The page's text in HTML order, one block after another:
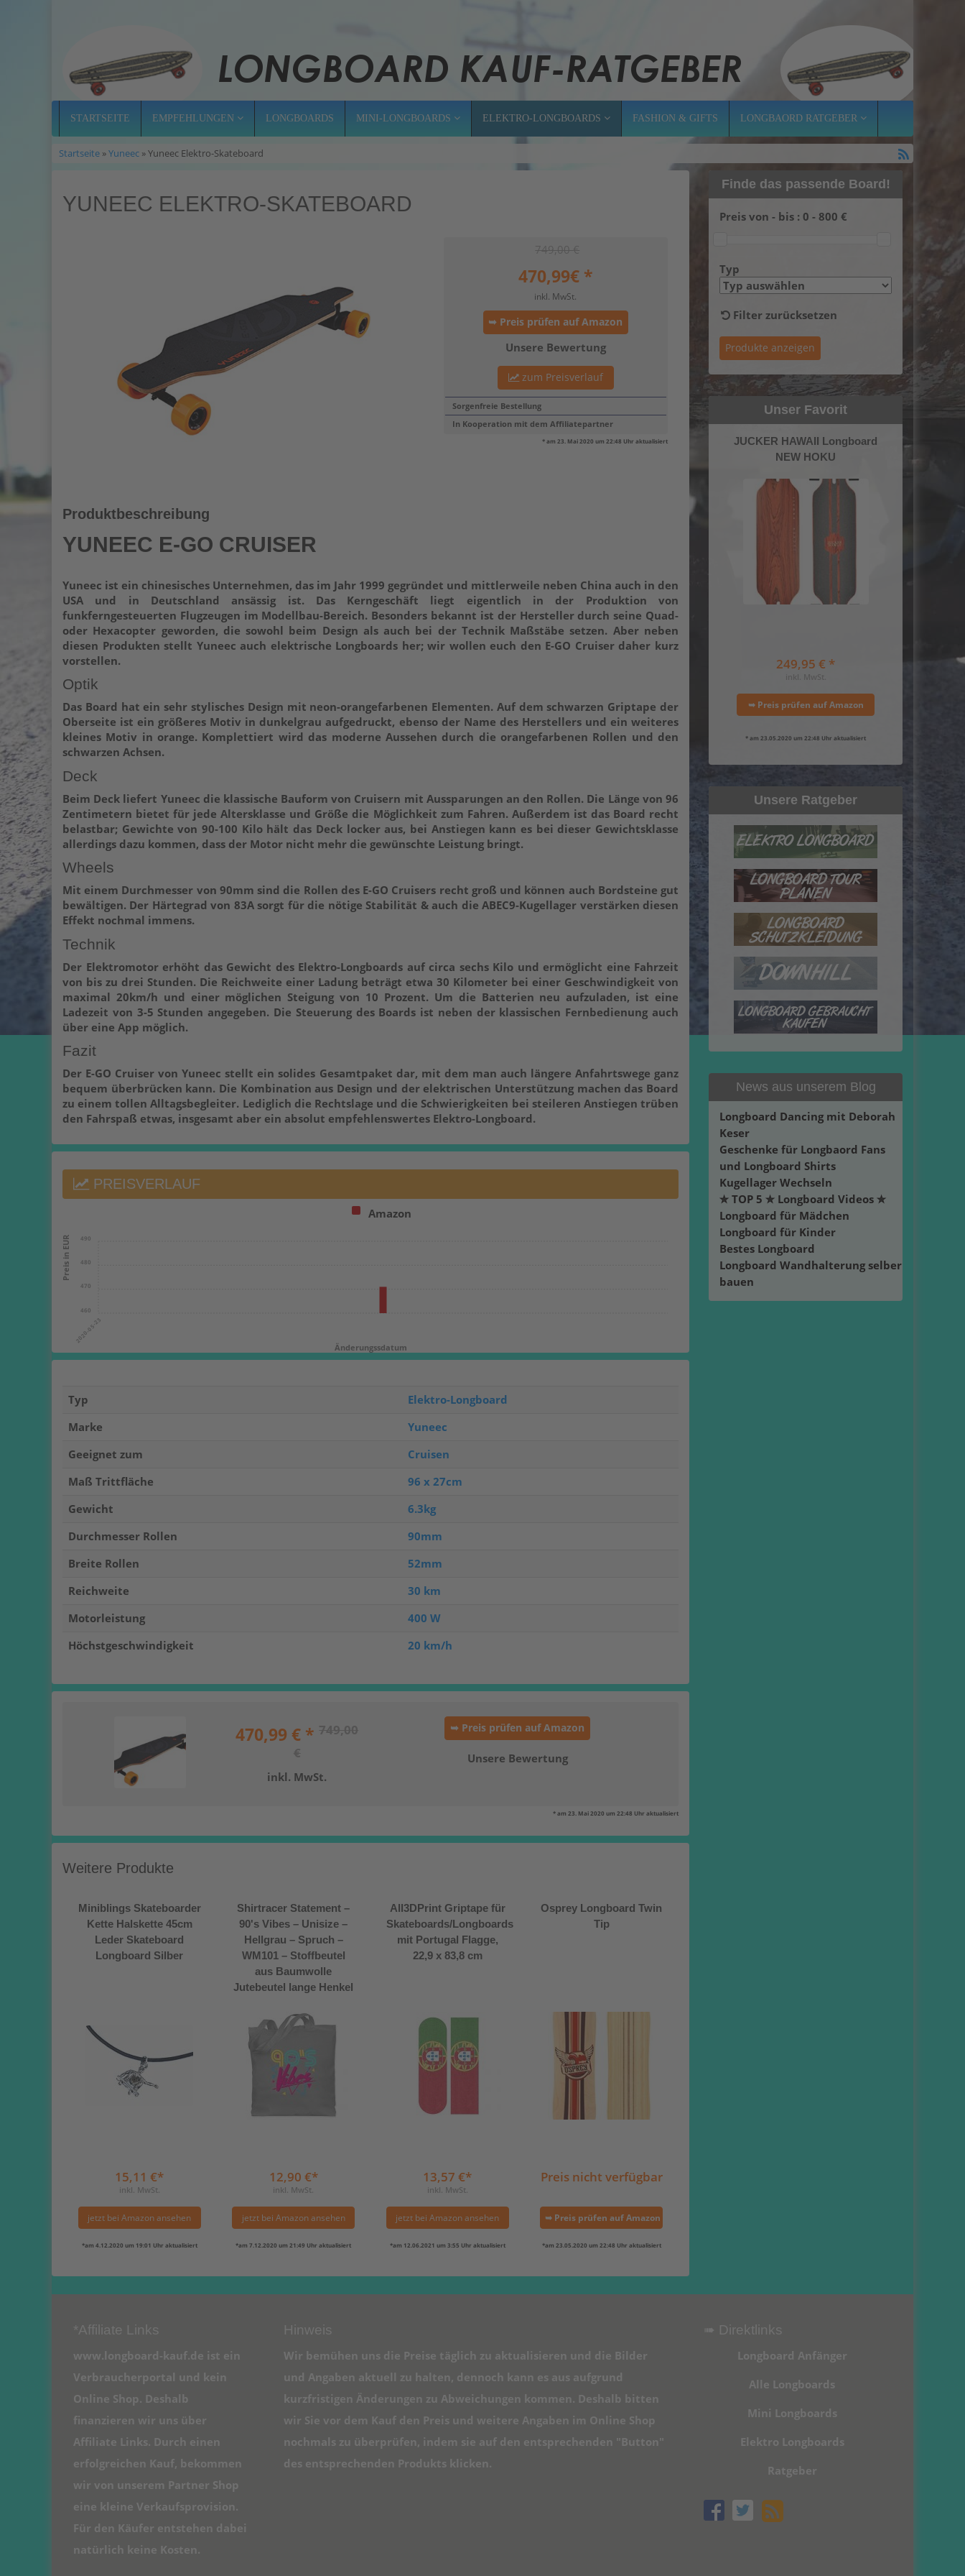
STARTSEITE EMPFEHLUNGEN LONGBOARDS MINI-LONGBOARDS ELEKTRO-LONGBOARDS FASHION & GIFTS LONGBAORD RATGEBER
Startseite »Yuneec » Yuneec Elektro-Skateboard
YUNEEC ELEKTRO-SKATEBOARD
749,00 €
470,99€ *
inkl. MwSt.
➥ Preis prüfen auf Amazon
Unsere Bewertung
zum Preisverlauf
Sorgenfreie Bestellung
In Kooperation mit dem Affiliatepartner
* am 23. Mai 2020 um 22:48 Uhr aktualisiert
Produktbeschreibung
YUNEEC E-GO CRUISER
Yuneec ist ein chinesisches Unternehmen, das im Jahr 1999 gegründet und mittlerweile neben China auch in den
USA und in Deutschland ansässig ist. Das Kerngeschäft liegt eigentlich in der Produktion von
funkferngesteuerten Flugzeugen im Modellbau-Bereich. Besonders bekannt ist der Hersteller durch seine Quad-
oder Hexacopter geworden, die sowohl beim Design als auch bei der Technik Maßstäbe setzen. Aber neben
diesen Produkten stellt Yuneec auch elektrische Longboards her; wir wollen euch den E-GO Cruiser daher kurz
vorstellen.
Optik
Das Board hat ein sehr stylisches Design mit neon-orangefarbenen Elementen. Auf dem schwarzen Griptape der
Oberseite ist ein größeres Motiv in dunkelgrau aufgedruckt, ebenso der Name des Herstellers und ein weiteres
kleines Motiv in orange. Komplettiert wird das moderne Aussehen durch die orangefarbenen Rollen und den
schwarzen Achsen.
Deck
Beim Deck liefert Yuneec die klassische Bauform von Cruisern mit Aussparungen an den Rollen. Die Länge von 96
Zentimetern bietet für jede Altersklasse und Größe die Möglichkeit zum Fahren. Außerdem ist das Board recht
belastbar; Gewichte von 90-100 Kilo hält das Deck locker aus, bei Anstiegen kann es bei dieser Gewichtsklasse
allerdings dazu kommen, dass der Motor nicht mehr die gewünschte Leistung bringt.
Wheels
Mit einem Durchmesser von 90mm sind die Rollen des E-GO Cruisers recht groß und können auch Bordsteine gut
bewältigen. Der Härtegrad von 83A sorgt für die nötige Stabilität & auch die ABEC9-Kugellager verstärken diesen
Effekt nochmal immens.
Technik
Der Elektromotor erhöht das Gewicht des Elektro-Longboards auf circa sechs Kilo und ermöglicht eine Fahrzeit
von bis zu drei Stunden. Die Reichweite einer Ladung beträgt etwa 30 Kilometer bei einer Geschwindigkeit von
maximal 20km/h und einer möglichen Steigung von 10 Prozent. Um die Batterien neu aufzuladen, ist eine
Ladezeit von 3-5 Stunden angegeben. Die Steuerung des Boards ist neben der klassischen Fernbedienung auch
über eine App möglich.
Fazit
Der E-GO Cruiser von Yuneec stellt ein solides Gesamtpaket dar, mit dem man auch längere Anfahrtswege ganz
bequem überbrücken kann. Die Kombination aus Design und der elektrischen Unterstützung machen das Board
zu einem tollen Alltagsbegleiter. Lediglich die Rechtslage und die Schwierigkeiten bei steileren Anstiegen trüben
den Fahrspaß etwas, insgesamt aber ein absolut empfehlenswertes Elektro-Longboard.
PREISVERLAUF
Amazon
2020-05-23
460
470
480
490
Typ
Elektro-Longboard
Marke
Yuneec
Geeignet zum
Cruisen
Maß Trittfläche
96 x 27cm
Gewicht
6.3kg
Durchmesser Rollen
90mm
Breite Rollen
52mm
Reichweite
30 km
Motorleistung
400 W
Höchstgeschwindigkeit
20 km/h
470,99 € * 749,00
€
inkl. MwSt.
➥ Preis prüfen auf Amazon
Unsere Bewertung
* am 23. Mai 2020 um 22:48 Uhr aktualisiert
Weitere Produkte
Miniblings Skateboarder
Kette Halskette 45cm
Leder Skateboard
Longboard Silber
15,11 €*
inkl. MwSt.
jetzt bei Amazon ansehen
*am 4.12.2020 um 19:01 Uhr aktualisiert
Shirtracer Statement –
90's Vibes – Unisize –
Hellgrau – Spruch –
WM101 – Stoffbeutel
aus Baumwolle
Jutebeutel lange Henkel
12,90 €*
inkl. MwSt.
jetzt bei Amazon ansehen
*am 7.12.2020 um 21:49 Uhr aktualisiert
All3DPrint Griptape für
Skateboards/Longboards
mit Portugal Flagge,
22,9 x 83,8 cm
13,57 €*
inkl. MwSt.
jetzt bei Amazon ansehen
*am 12.06.2021 um 3:55 Uhr aktualisiert
Osprey Longboard Twin
Tip
Preis nicht verfügbar
➥ Preis prüfen auf Amazon
*am 23.05.2020 um 22:48 Uhr aktualisiert
Finde das passende Board!
Preis von - bis : 0 - 800 €
Typ
Filter zurücksetzen
Unser Favorit
JUCKER HAWAII Longboard
NEW HOKU
249,95 € *
inkl. MwSt.
➥ Preis prüfen auf Amazon
* am 23.05.2020 um 22:48 Uhr aktualisiert
Unsere Ratgeber
News aus unserem Blog
Longboard Dancing mit Deborah
Keser
Geschenke für Longbaord Fans
und Longboard Shirts
Kugellager Wechseln
✮ TOP 5 ✮ Longboard Videos ✮
Longboard für Mädchen
Longboard für Kinder
Bestes Longboard
Longboard Wandhalterung selber
bauen
*Affiliate Links
www.longboard-kauf.de ist ein
Verbraucherportal und kein
Online Shop. Deshalb
finanzieren wir uns über
Affiliate Links. Durch einen
erfolgreichen Kauf, bekommen
wir von unserem Partner Shop
eine kleine Verkaufsprovision.
Für den Käufer entstehen dabei
natürlich keine Kosten.
Hinweis
Wir bemühen uns die Preise täglich zu aktualisieren und die Bilder
und Angaben aktuell zu halten, dennoch kann es aus aufgrund
kurzfristigen Änderungen zu Abweichungen kommen. Deshalb bitten
wir Sie vor dem Kauf den Preis und weitere Angaben im Online Shop
nochmals zu überprüfen, indem sie auf den entsprechenden "Button"
des entsprechenden Produkts klicken.
➠ Direktlinks
Longboard Anfänger
Alle Longboards
Mini Longboards
Elektro Longboards
Ratgeber